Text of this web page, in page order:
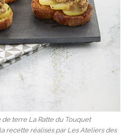
terre La Ratte du Touquet
recette réalisés par Les Ateliers des